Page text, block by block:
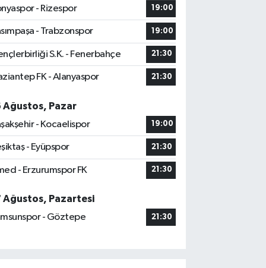
- Rizespor
19:00
- Trabzonspor 19:00
S.K. - Fenerbahçe 21:30
FK - Alanyaspor 21:30
Ağustos, Pazar
- Kocaelispor
19:00
- Eyüpspor 21:30
- Erzurumspor FK 21:30
Ağustos, Pazartesi
- Göztepe
21:30